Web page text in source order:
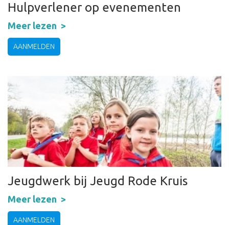
Hulpverlener op evenementen
Meer lezen
AANMELDEN
Jeugdwerk bij Jeugd Rode Kruis
Meer lezen
AANMELDEN